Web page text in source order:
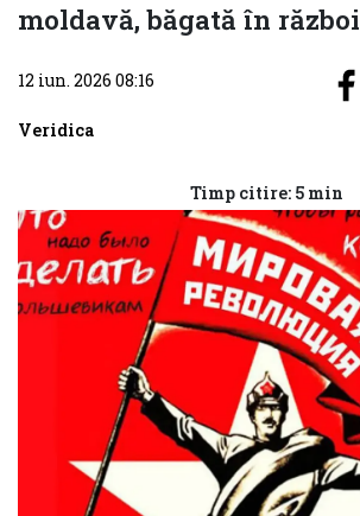
moldavă, băgată în război
12 iun. 2026 08:16
Veridica
Timp citire: 5 min